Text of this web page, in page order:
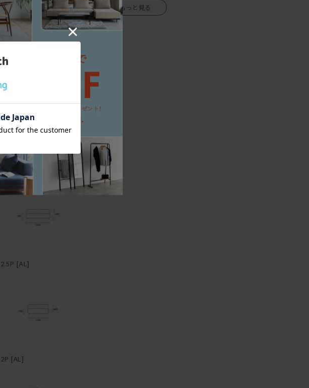
フルカバーリング式のため、汚れてしまってもカバーを取り外してドライクリーニングが
可能。
革らしさを大切にしたアニリンレザーや、独特の風合いが美しい帆布、色合いと触り心
よってがらりと雰囲気が変わるデザインのため、張地次第で、モダンからインダストリア
ルまで様々なスタイルの家具とコーディネートできる。また、各タイプを組み合わせる
ことで、L型やその他様々なレイアウトに対応。ソファごとに生地を張り分ける、なんて
―
も生じます。均一な表面で、使い続けても見た目があまり変わらず、汚れもつきにくい、
というような一般的な革とは全く違うため、革の素朴な風合い、深みあるエイジングを
求める方におすすめです。
段のお手入れは基本的には乾拭きで、汚れた時は固く絞った布で拭き取ってください。オ
イル仕上は撥水性を備えていますが、強力なものではありません。水滴のついたグラス
などを直置きして放置すると、輪染みになってしまう場合があります。そのため食卓で
は、コースターやプレイスマットのご使用をおすすめします。お届け直後はオイルがたっ
ぷりと浸透していますが、使い続けるうちにオイルは徐々に揮発していきます。表面に
かさつきを感じた時を目安に、1年に1、2回程度メンテナンスオイルを塗布いただくと、
しっとりとした風合いが蘇り、味わいも深まります。冬場は特にエアコンの風で乾燥し、
反ったり割れたりを起こしやすくなるため、冬前のお手入れをおすすめします。
無垢材は、夏場は吸湿して膨張し、冬場は放湿して痩せます。そんなふうに呼吸し、伸
縮を繰り返しているため、季節の移り変わりの中でクラックが生じることもあります。
しかしながら、長く使い続けるうち、そんなクラックも、あるいは増えていく傷や染み
も、経年変化とともにだんだんと馴染んでいき、やがて味わいに変わっていきます。自然
三面図
2.5P [AL]
2P [AL]